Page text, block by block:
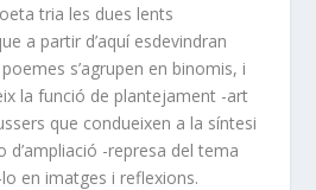
tria les dues lents
a partir d’aquí esdevindran
s’agrupen en binomis, i
la funció de plantejament -art
que condueixen a la síntesi
d’ampliació -represa del tema
en imatges i reflexions.